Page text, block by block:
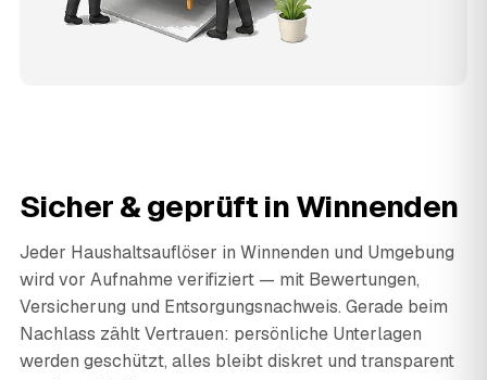
Sicher & geprüft in Winnenden
Jeder Haushaltsauflöser in Winnenden und Umgebung
wird vor Aufnahme verifiziert — mit Bewertungen,
Versicherung und Entsorgungsnachweis. Gerade beim
Nachlass zählt Vertrauen: persönliche Unterlagen
werden geschützt, alles bleibt diskret und transparent